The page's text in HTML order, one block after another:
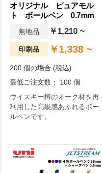
オリジナル ピュアモル
ト ボールペン 0.7mm
無地品 ￥1,210 ~
印刷品 ￥1,338 ~
200 個の場合 (税込)
最低ご注文数： 100 個
ウイスキー樽のオーク材を再
利用した高級感あふれるボー
ルペンです。